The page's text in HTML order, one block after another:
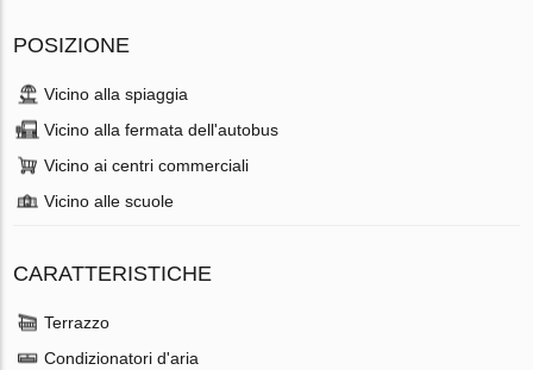
POSIZIONE
Vicino alla spiaggia
Vicino alla fermata dell'autobus
Vicino ai centri commerciali
Vicino alle scuole
CARATTERISTICHE
Terrazzo
Condizionatori d'aria